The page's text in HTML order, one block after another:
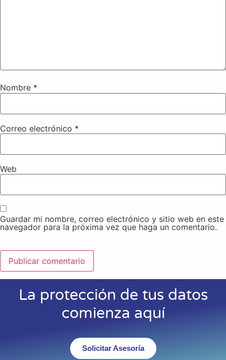
Nombre *
Correo electrónico *
Web
Guardar mi nombre, correo electrónico y sitio web en este
navegador para la próxima vez que haga un comentario.
La protección de tus datos
comienza aquí
Solicitar Asesoría